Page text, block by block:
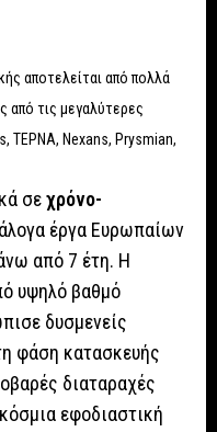
αποτελείται από πολλά
από τις μεγαλύτερες
ΤΕΡΝΑ, Nexans, Prysmian,
σεχρόνο-
έργα Ευρωπαίων
από 7 έτη. Η
υψηλό βαθμό
δυσμενείς
φάση κατασκευής
διαταραχές
εφοδιαστική